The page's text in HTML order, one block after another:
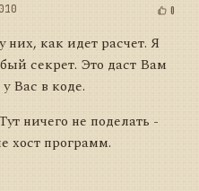
0
как идет расчет. Я
секрет. Это даст Вам
Вас в коде.
ничего не поделать -
хост программ.